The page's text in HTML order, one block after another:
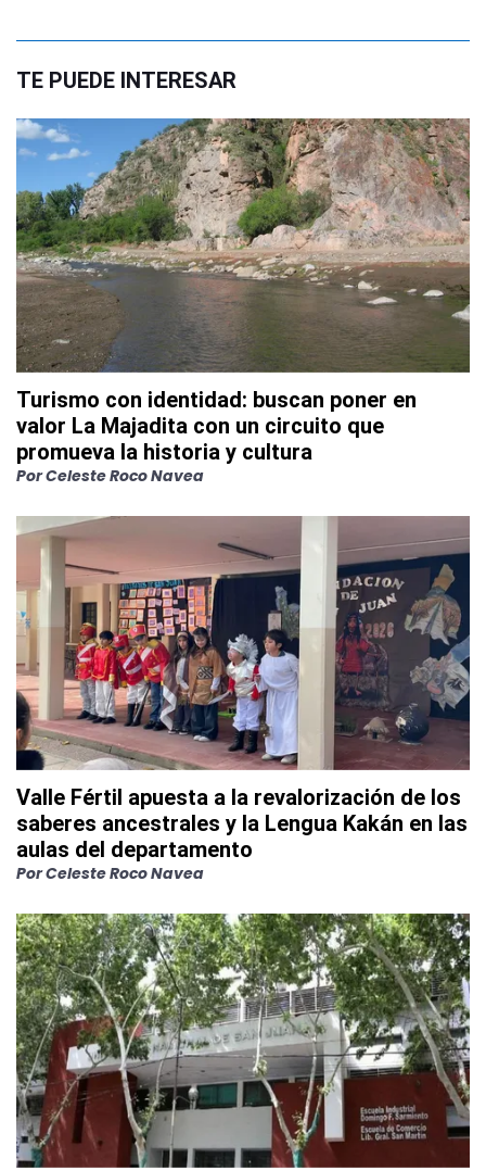
TE PUEDE INTERESAR
Turismo con identidad: buscan poner en
valor La Majadita con un circuito que
promueva la historia y cultura
PorCeleste Roco Navea
Valle Fértil apuesta a la revalorización de los
saberes ancestrales y la Lengua Kakán en las
aulas del departamento
PorCeleste Roco Navea